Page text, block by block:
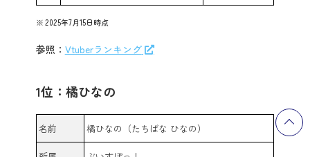
2025年7月15日時点
参照： Vtuberランキング
1位：橘ひなの
名前 橘ひなの（たちばな ひなの）